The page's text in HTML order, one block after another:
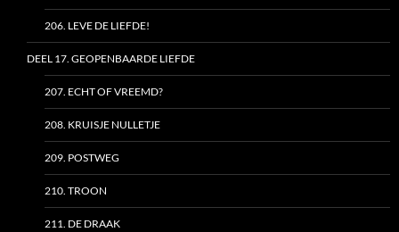
206. LEVE DE LIEFDE!
DEEL 17. GEOPENBAARDE LIEFDE
207. ECHT OF VREEMD?
208. KRUISJE NULLETJE
209. POSTWEG
210. TROON
211. DE DRAAK